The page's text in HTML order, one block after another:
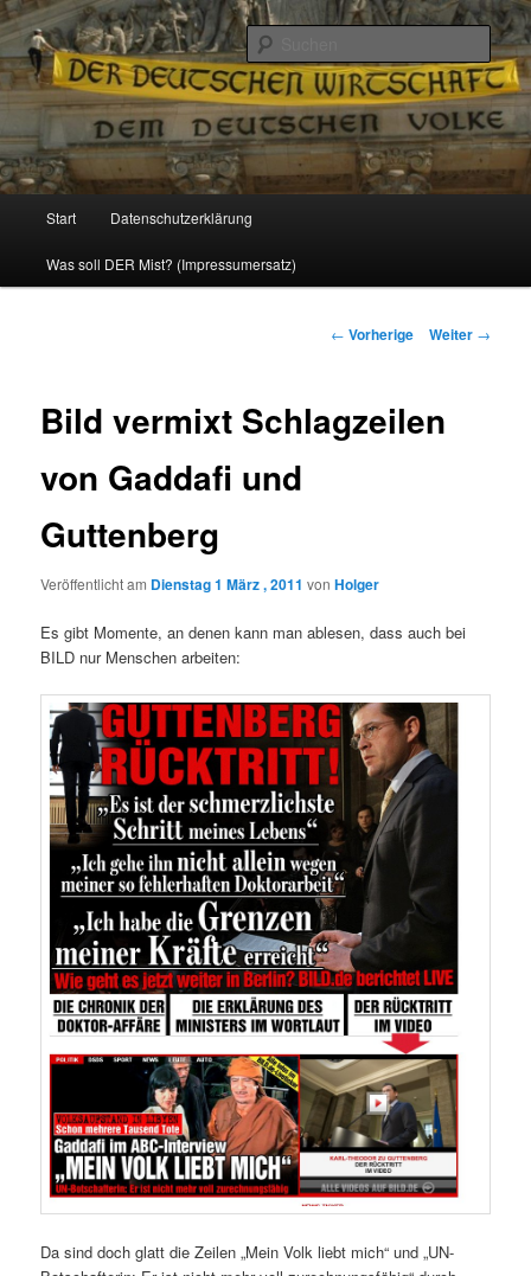
Reizzentrum
Politik, Wirtschaft, Soziales und Gesellschaft
Zum
Inhalt
Start Datenschutzerklärung
Was soll DER Mist? (Impressumersatz)
Beitrags-
← Vorherige Weiter →
Bild vermixt Schlagzeilen
von Gaddafi und
Guttenberg
Veröffentlicht am Dienstag 1 März , 2011 vonHolger
Es gibt Momente, an denen kann man ablesen, dass auch bei
BILD nur Menschen arbeiten:
Da sind doch glatt die Zeilen „Mein Volk liebt mich“ und „UN-